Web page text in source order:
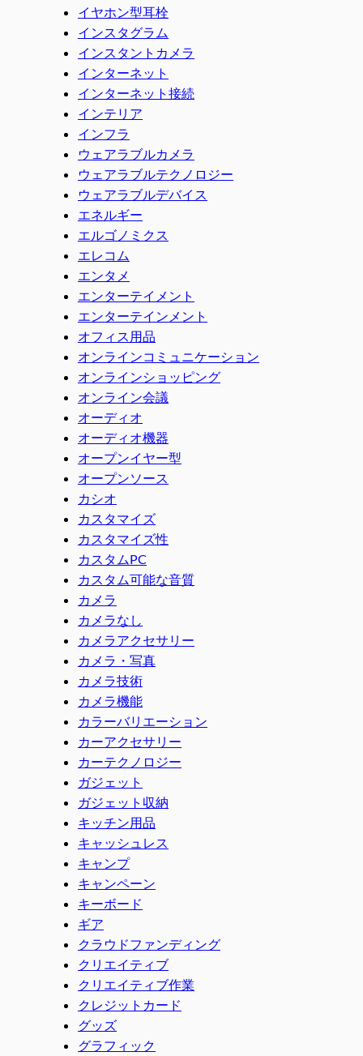
イヤホン型耳栓
インスタグラム
インスタントカメラ
インターネット
インターネット接続
インテリア
インフラ
ウェアラブルカメラ
ウェアラブルテクノロジー
ウェアラブルデバイス
エネルギー
エルゴノミクス
エレコム
エンタメ
エンターテイメント
エンターテインメント
オフィス用品
オンラインコミュニケーション
オンラインショッピング
オンライン会議
オーディオ
オーディオ機器
オープンイヤー型
オープンソース
カシオ
カスタマイズ
カスタマイズ性
カスタムPC
カスタム可能な音質
カメラ
カメラなし
カメラアクセサリー
カメラ・写真
カメラ技術
カメラ機能
カラーバリエーション
カーアクセサリー
カーテクノロジー
ガジェット
ガジェット収納
キッチン用品
キャッシュレス
キャンプ
キャンペーン
キーボード
ギア
クラウドファンディング
クリエイティブ
クリエイティブ作業
クレジットカード
グッズ
グラフィック